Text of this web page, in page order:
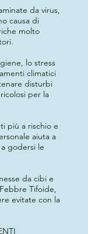
da virus,
causa di
molto
lo stress
climatici
disturbi
per la
più a rischio e
aiuta a
godersi le
da cibi e
Tifoide,
evitate con la